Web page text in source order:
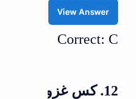
View Answer
Correct: C
12. کس غزوہ میں